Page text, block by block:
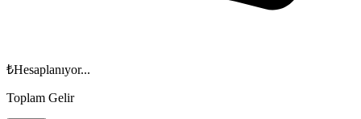
₺Hesaplanıyor...
Toplam Gelir